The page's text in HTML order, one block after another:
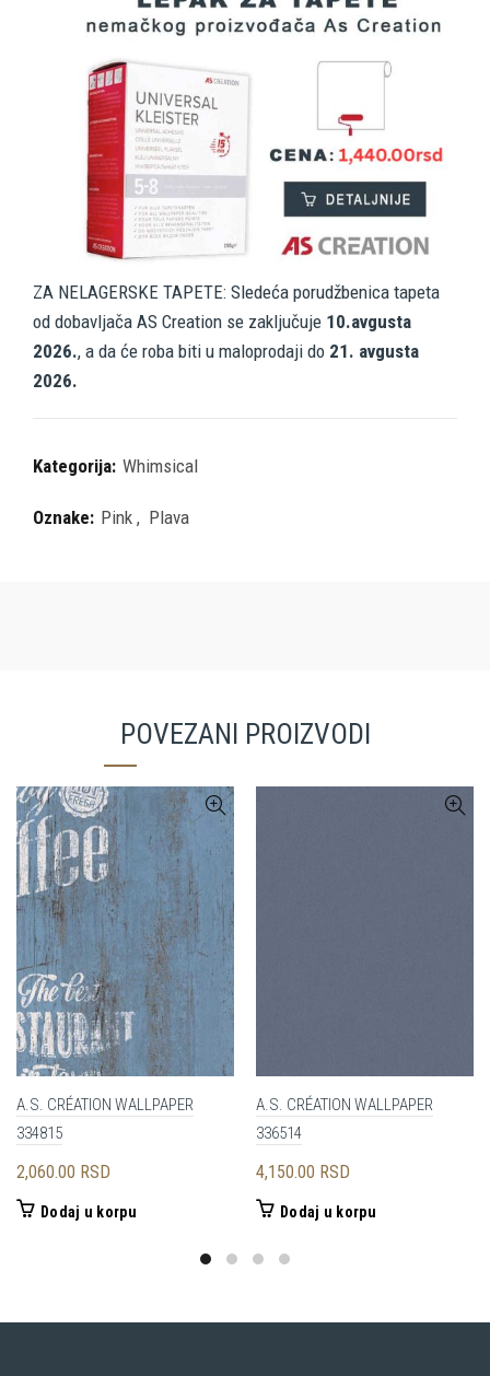
ZA NELAGERSKE TAPETE: Sledeća porudžbenica tapeta
od dobavljača AS Creation se zaključuje 10.avgusta
2026., a da će roba biti u maloprodaji do 21. avgusta
2026.
Kategorija: Whimsical
Oznake: Pink , Plava
POVEZANI PROIZVODI
A.S. CRÉATION WALLPAPER
334815
2,060.00 RSD
Dodaj u korpu
A.S. CRÉATION WALLPAPER
336514
4,150.00 RSD
Dodaj u korpu